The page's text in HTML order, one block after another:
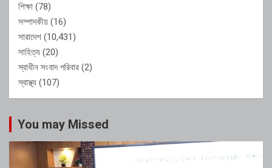
শিক্ষা (78)
সম্পাদকীয় (16)
সারাদেশ (10,431)
সাহিত্য (20)
স্বাধীন সংবাদ পরিবার (2)
স্বাস্থ্য (107)
You may Missed